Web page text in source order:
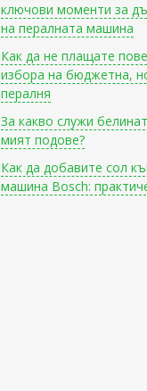
ключови моменти за
на пералната машина
Как да не плащате
избора на бюджетна,
пералня
За какво служи
мият подове?
Как да добавите сол
машина Bosch: